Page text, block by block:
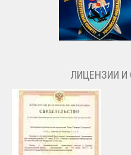
ЛИЦЕНЗИИ